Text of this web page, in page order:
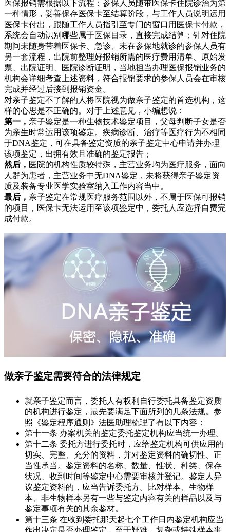
医保报销需根据以下流程：参保人员随带医保卡住院诊治为第
一种情形，妥善保存医保卡至结算阶段，与工作人员说明运用
医保卡付出，跟随工作人员指引至专门的窗口用医保卡付款，
系统会自动识别哪些属于医保目录，直接完成结算；针对住院
期间未随身带着医保卡、急诊、未在参保地就诊的参保人员有
另一套流程，出院前整理好报销所需的医疗费用清单、原始发
票、出院证明、医院诊断证明，当地担当办理医保报销业务的
机构会详细考查上述资料，符合报销要求的参保人员会在审核
完成并经过后接到报销资金。
对亲子鉴定不了解的人将医院视为做亲子鉴定的首选机构，这
样的心思是不正确的。对于上述意见，小编想说：
第一， 亲子鉴定是一种生物技术鉴定项目，父母判断子女是否
为亲生时常运用该项鉴定。疾病诊断、治疗等医疗行为不相同
于DNA鉴定，可在具备鉴定资质的亲子鉴定中心申请并办理
该项鉴定，出拥有效且准确的鉴定报告；
然后， 医院的机构性质较特殊，主营业务均为医疗服务，面向
人群为患者，主营业务中无DNA鉴定，未将获得亲子鉴定资
质及装备专业医学实验室纳入工作内容当中。
最后， 亲子鉴定在常规医疗服务范围以外，不属于医保可报销
的项目，医保卡无法运用至该项鉴定中，委托人应选择自费完
成付款。
做亲子鉴定需要符合的法律规定
就亲子鉴定而言，委托人有权利自行委托具备鉴定资质
的机构进行鉴定，最先要满足下面所列的几条法规。参
照《鉴定程序通则》法医助理梳理了有以下内容：
第十一条 办案机关的鉴定委托鉴定机构应当统一办理。
第十二条 委托方进行委托时，应给鉴定机构可供应用的
切实、完整、充分的资料，并对鉴定资料的确切性、正
当性承当。鉴定资料的名称、数量、性状、种类、保存
状况、收到时间等鉴定中心需要审核并登记。鉴定人异
议鉴定资料的，应当告诉委托方。比对样本、生物样
本、非生物样本另有一些与鉴定内容有关的样品以及与
鉴定事项有关的其余鉴材。
第十三条 在收到委托那天起七个工作日内鉴定机构应当
作出决定是否办理鉴定。至于疑难、复杂或特殊样本事